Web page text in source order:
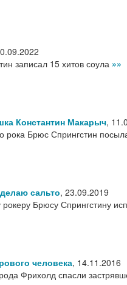
записал 15 хитов соула »»
Константин Макарыч,
рока Брюс Спрингстин
сальто, 23.09.2019
Брюсу Спрингстину
человека, 14.11.2016
Фрихолд спасли